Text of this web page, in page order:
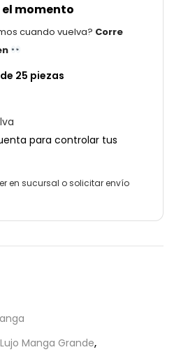
momento
cuando vuelva? Corre
25 piezas
para controlar tus
en sucursal o solicitar envío
Manga Grande,